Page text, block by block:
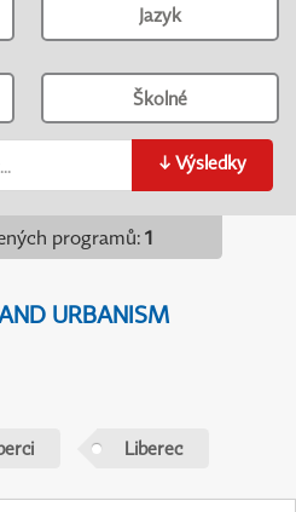
Jazyk
Školné
↓ Výsledky
programů: 1
URBANISM
Liberec